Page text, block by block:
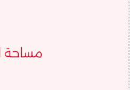
مساحة